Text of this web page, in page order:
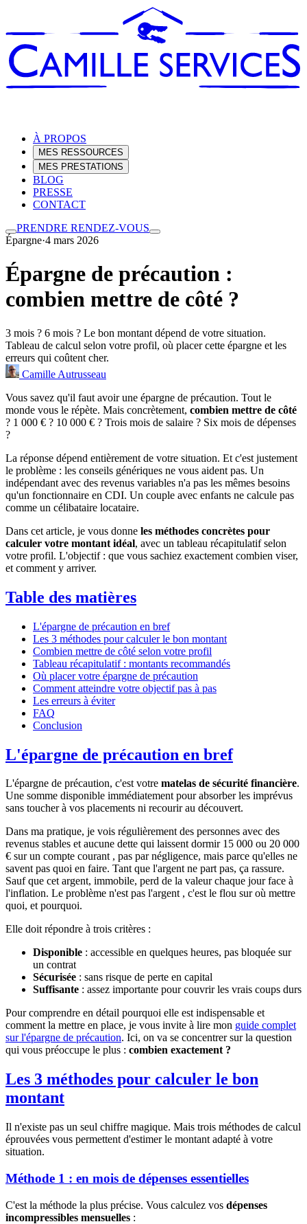
À PROPOS
MES RESSOURCES
MES PRESTATIONS
BLOG
PRESSE
CONTACT
PRENDRE RENDEZ-VOUS
Épargne·4 mars 2026
Épargne de précaution :
combien mettre de côté ?
3 mois ? 6 mois ? Le bon montant dépend de votre situation.
Tableau de calcul selon votre profil, où placer cette épargne et les
erreurs qui coûtent cher.
Camille Autrusseau
Vous savez qu'il faut avoir une épargne de précaution. Tout le
monde vous le répète. Mais concrètement, combien mettre de côté
? 1 000 € ? 10 000 € ? Trois mois de salaire ? Six mois de dépenses
?
La réponse dépend entièrement de votre situation. Et c'est justement
le problème : les conseils génériques ne vous aident pas. Un
indépendant avec des revenus variables n'a pas les mêmes besoins
qu'un fonctionnaire en CDI. Un couple avec enfants ne calcule pas
comme un célibataire locataire.
Dans cet article, je vous donne les méthodes concrètes pour
calculer votre montant idéal, avec un tableau récapitulatif selon
votre profil. L'objectif : que vous sachiez exactement combien viser,
et comment y arriver.
Table des matières
L'épargne de précaution en bref
Les 3 méthodes pour calculer le bon montant
Combien mettre de côté selon votre profil
Tableau récapitulatif : montants recommandés
Où placer votre épargne de précaution
Comment atteindre votre objectif pas à pas
Les erreurs à éviter
FAQ
Conclusion
L'épargne de précaution en bref
L'épargne de précaution, c'est votre matelas de sécurité financière.
Une somme disponible immédiatement pour absorber les imprévus
sans toucher à vos placements ni recourir au découvert.
Dans ma pratique, je vois régulièrement des personnes avec des
revenus stables et aucune dette qui laissent dormir 15 000 ou 20 000
€ sur un compte courant , pas par négligence, mais parce qu'elles ne
savent pas quoi en faire. Tant que l'argent ne part pas, ça rassure.
Sauf que cet argent, immobile, perd de la valeur chaque jour face à
l'inflation. Le problème n'est pas l'argent , c'est le flou sur où mettre
quoi, et pourquoi.
Elle doit répondre à trois critères :
Disponible : accessible en quelques heures, pas bloquée sur
un contrat
Sécurisée : sans risque de perte en capital
Suffisante : assez importante pour couvrir les vrais coups durs
Pour comprendre en détail pourquoi elle est indispensable et
comment la mettre en place, je vous invite à lire mon guide complet
sur l'épargne de précaution. Ici, on va se concentrer sur la question
qui vous préoccupe le plus : combien exactement ?
Les 3 méthodes pour calculer le bon
montant
Il n'existe pas un seul chiffre magique. Mais trois méthodes de calcul
éprouvées vous permettent d'estimer le montant adapté à votre
situation.
Méthode 1 : en mois de dépenses essentielles
C'est la méthode la plus précise. Vous calculez vos dépenses
incompressibles mensuelles :